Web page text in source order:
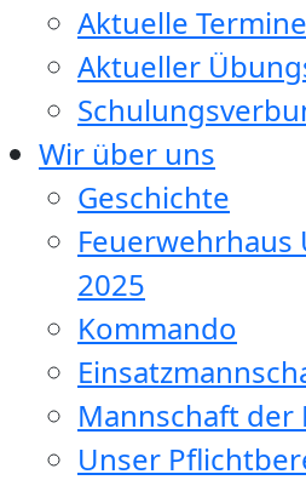
Aktuelle Termine
Aktueller
Wir über uns
Geschichte
Feuerwehrhaus
2025
Kommando
Mannschaft der
Unser